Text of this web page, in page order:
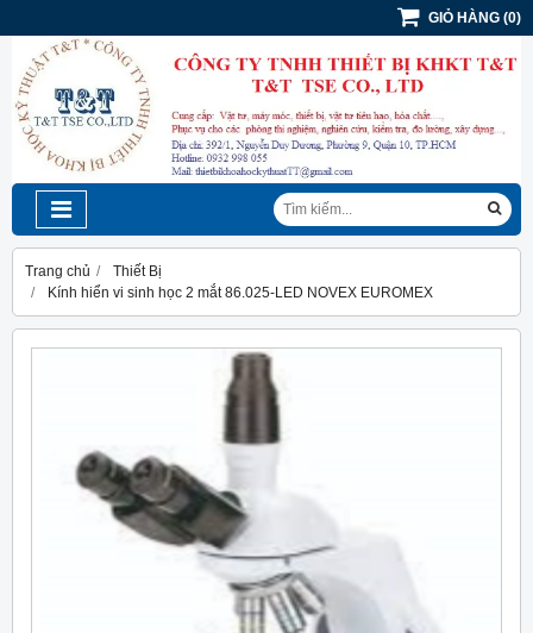
GIỎ HÀNG (0)
Trang chủ
Thiết Bị
Kính hiển vi sinh học 2 mắt 86.025-LED NOVEX EUROMEX